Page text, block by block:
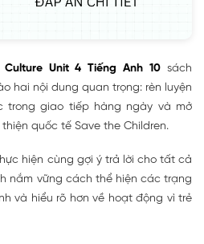
Culture Unit 4 Tiếng Anh 10 sách
hai nội dung quan trọng: rèn luyện
trong giao tiếp hàng ngày và mở
quốc tế Save the Children.
hiện cùng gợi ý trả lời cho tất cả
nắm vững cách thể hiện các trạng
và hiểu rõ hơn về hoạt động vì trẻ